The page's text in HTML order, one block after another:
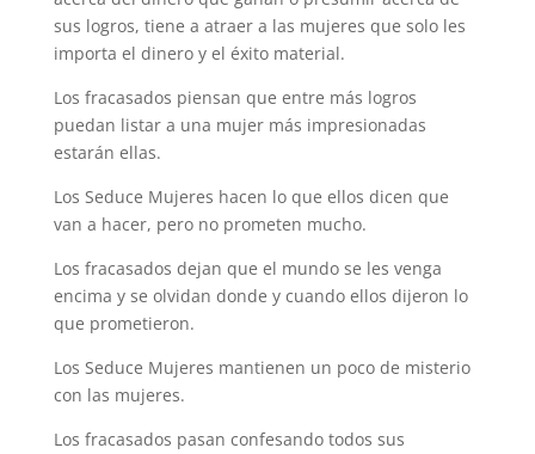
sus logros, tiene a atraer a las mujeres que solo les
importa el dinero y el éxito material.
Los fracasados piensan que entre más logros
puedan listar a una mujer más impresionadas
estarán ellas.
Los Seduce Mujeres hacen lo que ellos dicen que
van a hacer, pero no prometen mucho.
Los fracasados dejan que el mundo se les venga
encima y se olvidan donde y cuando ellos dijeron lo
que prometieron.
Los Seduce Mujeres mantienen un poco de misterio
con las mujeres.
Los fracasados pasan confesando todos sus